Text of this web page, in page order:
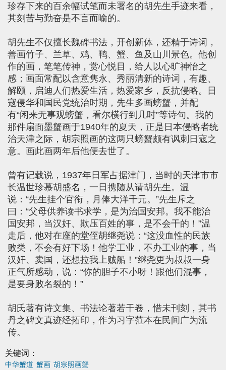
珍存下来的百余幅试笔而未署名的胡先生手迹来看，
其刻苦与勤奋是不言而喻的。
胡先生不仅擅长魏碑书法，开创新体，还精于诗词，
善画竹子、兰草、鸡、鸭、蟹、鱼及山川景色。他创
作的画，笔笔传神，赏心悦目，给人以心旷神怡之
感；画面常配以含意隽永、秀丽清新的诗词，有趣、
解颐，启迪人们热爱生活，热爱家乡，反抗侵略。日
寇侵华和国民党统治时期，先生多画螃蟹，并配
有“闲来无事观螃蟹，看尔横行到几时”等诗句。我的
那件扇面墨蟹画于1940年的夏天，正是日本侵略者统
治天津之际，胡宗照画的这两只螃蟹颇有讽刺日寇之
意。画此画两年后他便去世了。
曾有记载说，1937年日军占据津门，当时的天津市市
长温世珍慕胡盛名，一日携随从请胡先生。温
说：“先生挂个官衔，月俸大洋千元。”先生斥之
曰：“父母供养读书求学，是为治国安邦。我不能治
国安邦，当汉奸、欺压百姓的事，是不会干的！”温
走后，他对在座的堂侄胡继尧说：“这没血性的民族
败类，不会有好下场！他学工业，不办工业的事，当
汉奸、卖国，还想拉我上贼船！”继尧更为叔叔一身
正气所感动，说：“你的胆子不小呀！跟他们混事，
是要身败名裂的！”
胡氏著有诗文集、书法论著若干卷，惜未刊刻，其书
丹之碑文真迹经拓印，作为习字范本在民间广为流
传。
关键词：
中华蟹道 蟹画 胡宗照画蟹